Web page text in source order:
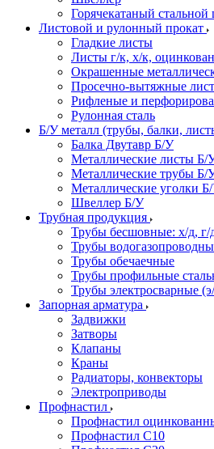
Горячекатаный
Листовой и рулонный прокат
Гладкие листы
Листы г/к, х/к,
Окрашенные
Просечно-вытяжные
Рифленые и
Рулонная сталь
Б/У металл (трубы, балки,
Балка Двутавр Б/У
Металлические листы Б/
Металлические трубы Б/
Металлические уголки
Швеллер Б/У
Трубная продукция
Трубы бесшовные: х/д, г/
Трубы
Трубы обечаечные
Трубы профильные
Трубы электросварные
Запорная арматура
Задвижки
Затворы
Клапаны
Краны
Радиаторы, конвекторы
Электроприводы
Профнастил
Профнастил
Профнастил С10